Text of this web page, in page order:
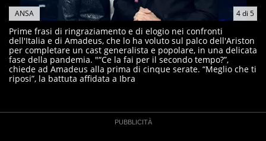
4di 5
ANSA
Prime frasi di ringraziamento e di elogio nei confronti
dell'Italia e di Amadeus, che lo ha voluto sul palco dell'Ariston
per completare un cast generalista e popolare, in una delicata
fase della pandemia. "“Ce la fai per il secondo tempo?”,
chiede ad Amadeus alla prima di cinque serate. “Meglio che ti
riposi”, la battuta affidata a Ibra